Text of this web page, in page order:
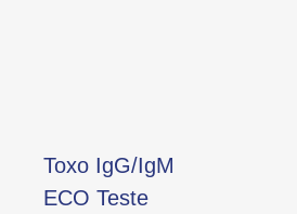
Toxo IgG/IgM
ECO Teste